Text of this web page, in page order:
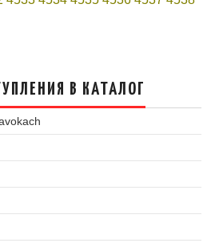
В КАТАЛОГ